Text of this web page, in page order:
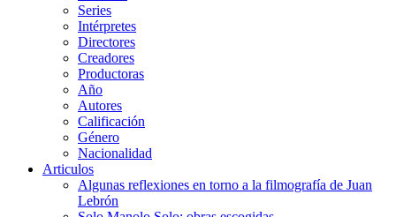
Series
Intérpretes
Directores
Creadores
Productoras
Año
Autores
Calificación
Género
Nacionalidad
Articulos
Algunas reflexiones en torno a la filmografía de Juan
Lebrón